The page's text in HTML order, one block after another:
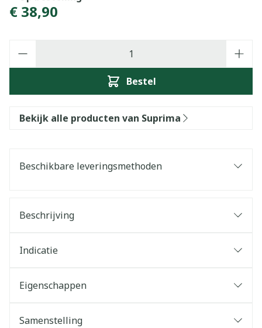
€ 38,90
Bestel
Bekijk alle producten van Suprima
Beschikbare leveringsmethoden
Beschrijving
Indicatie
Eigenschappen
Samenstelling